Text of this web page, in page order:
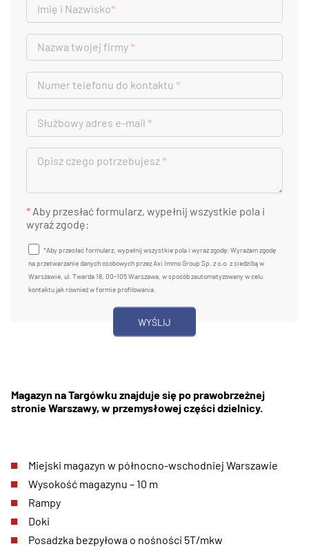
Imię i Nazwisko*
Nazwa twojej firmy*
Numer telefonu do kontaktu *
Służbowy adres e-mail *
Opisz czego potrzebujesz*
* Aby przesłać formularz, wypełnij wszystkie pola i
wyraź zgodę:
*Aby przesłać formularz, wypełnij wszystkie pola i wyraź zgodę: Wyrażam zgodę
na przetwarzanie danych osobowych przez Axi Immo Group Sp. z o.o. z siedzibą w
Warszawie, ul. Twarda 18, 00-105 Warszawa, w sposób zautomatyzowany w celu
kontaktu jak również w formie profilowania.
Magazyn na Targówku znajduje się po prawobrzeżnej
stronie Warszawy, w przemysłowej części dzielnicy.
Miejski magazyn w północno-wschodniej Warszawie
Wysokość magazynu – 10 m
Rampy
Doki
Posadzka bezpyłowa o nośności 5T/mkw